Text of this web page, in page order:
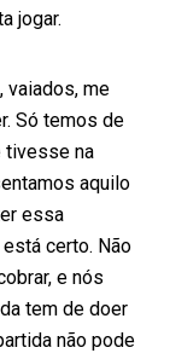
jogar.
vaiados, me
Só temos de
tivesse na
aquilo
essa
certo. Não
e nós
tem de doer
não pode